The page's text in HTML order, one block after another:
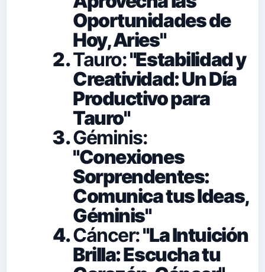
Oportunidades de
Hoy, Aries"
Tauro:"Estabilidad y
Creatividad: Un Día
Productivo para
Tauro"
Géminis:
"Conexiones
Sorprendentes:
Comunica tus Ideas,
Géminis"
Cáncer:"La Intuición
Brilla: Escucha tu